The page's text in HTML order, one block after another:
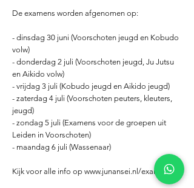
De examens worden afgenomen op:
- dinsdag 30 juni (Voorschoten jeugd en Kobudo
volw)
- donderdag 2 juli (Voorschoten jeugd, Ju Jutsu
en Aikido volw)
- vrijdag 3 juli (Kobudo jeugd en Aikido jeugd)
- zaterdag 4 juli (Voorschoten peuters, kleuters,
jeugd)
- zondag 5 juli (Examens voor de groepen uit
Leiden in Voorschoten)
- maandag 6 juli (Wassenaar)
Kijk voor alle info op www.junansei.nl/examens